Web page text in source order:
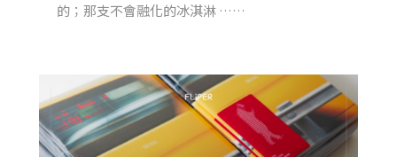
的；那支不會融化的冰淇淋 ……